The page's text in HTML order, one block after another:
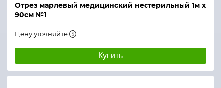
Отрез марлевый медицинский нестерильный 1м х
90см №1
Цену уточняйте
Купить